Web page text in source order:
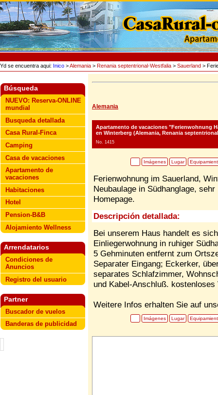
Yd se encuentra aqui: Inico >Alemania > Renania septentrional-Westfalia > Sauerland >
Búsqueda
NUEVO: Reserva-ONLINE
mundial
Busqueda detallada
Casa Rural-Finca
Camping
Casa de vacaciones
Apartamento de
vacaciones
Habitaciones
Hotel
Pension-B&B
Alojamiento Wellness
Arrendatarios
Condiciones de
Anuncios
Registro del usuario
Partner
Buscador de vuelos
Banderas de publicidad
Alemania
Apartamento de vacaciones "Ferienwohnung
en Winterberg (Alemania, Renania
No. 1415
Imágenes Lugar
Ferienwohnung im Sauerland,
Neubaulage in Südhanglage,
Homepage.
Descripción detallada:
Bei unserem Haus handelt es
Einliegerwohnung in ruhiger
5 Gehminuten entfernt zum
Separater Eingang; Eckerker,
separates Schlafzimmer,
und Kabel-Anschluß. kostenloses
Weitere Infos erhalten Sie auf
Imágenes Lugar